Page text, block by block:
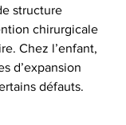
structure
chirurgicale
Chez l’enfant,
d’expansion
défauts.